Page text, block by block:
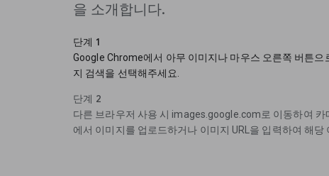
을 소개합니다.
단계 1
Google Chrome에서 아무 이미지나 마우스 오른쪽 버튼으
지 검색을 선택해주세요.
단계 2
다른 브라우저 사용 시 images.google.com로 이동하여 카
에서 이미지를 업로드하거나 이미지 URL을 입력하여 해당